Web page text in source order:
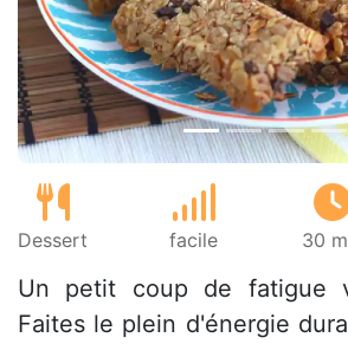
Dessert facile 30
Un petit coup de fatigue
Faites le plein d'énergie